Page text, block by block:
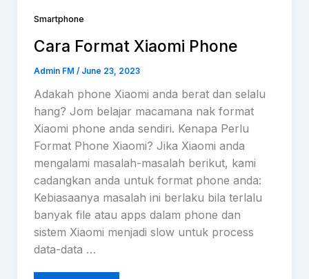
Smartphone
Cara Format Xiaomi Phone
Admin FM / June 23, 2023
Adakah phone Xiaomi anda berat dan selalu
hang? Jom belajar macamana nak format
Xiaomi phone anda sendiri. Kenapa Perlu
Format Phone Xiaomi? Jika Xiaomi anda
mengalami masalah-masalah berikut, kami
cadangkan anda untuk format phone anda:
Kebiasaanya masalah ini berlaku bila terlalu
banyak file atau apps dalam phone dan
sistem Xiaomi menjadi slow untuk process
data-data …